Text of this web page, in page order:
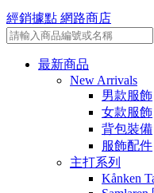
經銷據點 網路商店
最新商品
New Arrivals
男款服飾
女款服飾
背包裝備
服飾配件
主打系列
Kånken